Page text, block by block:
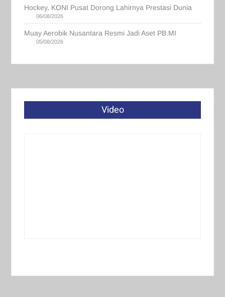
Hockey, KONI Pusat Dorong Lahirnya Prestasi Dunia
06/08/2026
Muay Aerobik Nusantara Resmi Jadi Aset PB.MI
05/08/2026
Video